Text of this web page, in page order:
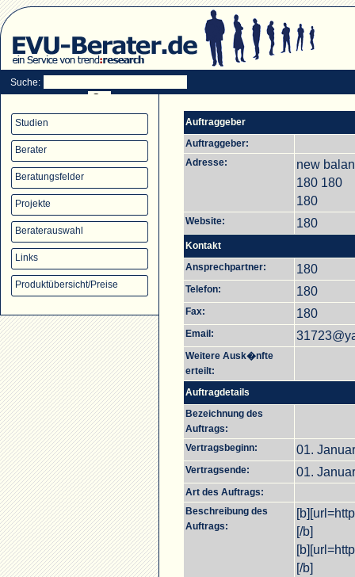
Suche:
Studien
Berater
Beratungsfelder
Projekte
Beraterauswahl
Links
Produktübersicht/Preise
Auftraggeber
Auftraggeber:
Adresse:
new
180 180
180
Website: 180
Kontakt
Ansprechpartner:
180
Telefon: 180
Fax: 180
Email:
Weitere Ausk�nfte
erteilt:
Auftragdetails
Bezeichnung des
Auftrags:
Vertragsbeginn:
01.
Vertragsende: 01.
Art des Auftrags:
Beschreibung des
Auftrags:
[/b]
[/b]